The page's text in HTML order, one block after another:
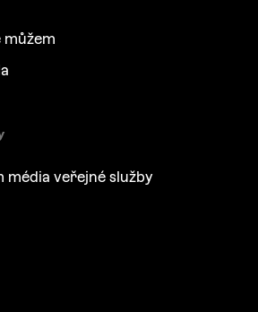
můžem
média veřejné služby